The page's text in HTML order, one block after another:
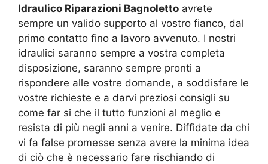
Idraulico Riparazioni Bagnoletto avrete
sempre un valido supporto al vostro fianco, dal
primo contatto fino a lavoro avvenuto. I nostri
idraulici saranno sempre a vostra completa
disposizione, saranno sempre pronti a
rispondere alle vostre domande, a soddisfare le
vostre richieste e a darvi preziosi consigli su
come far si che il tutto funzioni al meglio e
resista di più negli anni a venire. Diffidate da chi
vi fa false promesse senza avere la minima idea
di ciò che è necessario fare rischiando di